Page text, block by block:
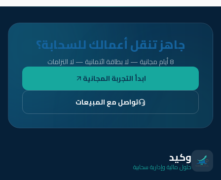
جاهز تنقل أعمالك للسحابة؟
8 أيام مجانية — لا بطاقة ائتمانية — لا التزامات
ابدأ التجربة المجانية
تواصل مع المبيعات
وكيد
حلول مالية وإدارية سحابية